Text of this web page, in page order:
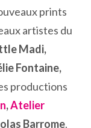
prints
artistes du
Madi,
Fontaine,
productions
,Atelier
Barrome.